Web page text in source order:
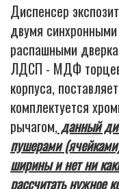
Диспенсер
двумя
распашными
ЛДСП - МДФ
корпуса,
комплектуется
рычагом,данный
пушерами
ширины и нет ни
рассчитать нужное